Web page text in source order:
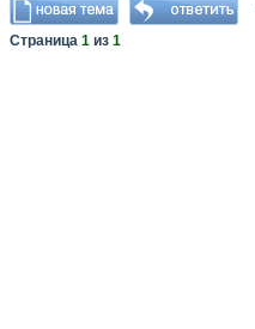
Страница 1 из 1